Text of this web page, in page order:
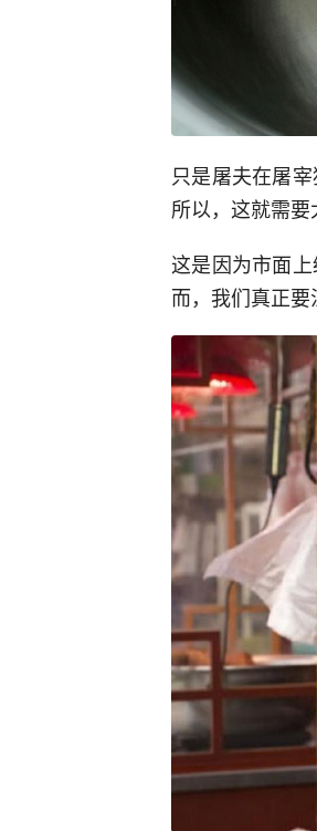
只是屠夫在屠
所以，这就需要
这是因为市面
而，我们真正要